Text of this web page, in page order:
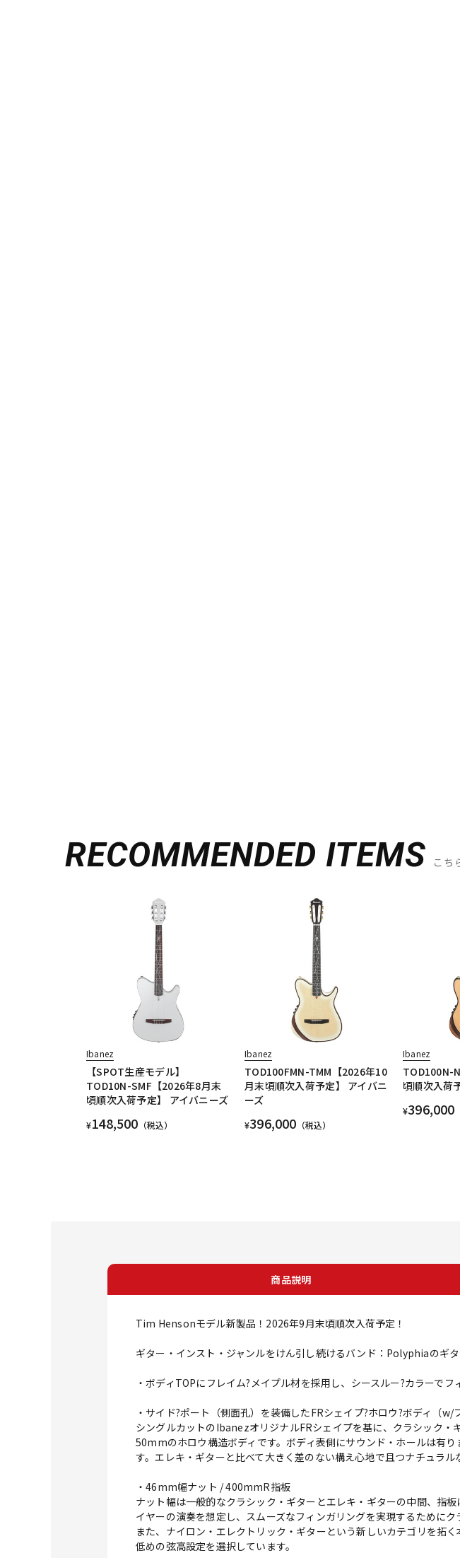
RECOMMENDED ITEMS こち
Ibanez
【SPOT生産モデル】
TOD10N-SMF【2026年8月末
頃順次入荷予定】 アイバニーズ
¥148,500 （税込）
Ibanez
TOD100FMN-TMM【2026年10
月末頃順次入荷予定】 アイバニ
ーズ
¥396,000 （税込）
Ibanez
TOD100N-
頃順次入荷
¥396,000
商品説明
Tim Hensonモデル新製品！2026年9月末頃順次入荷予定！
ギター・インスト・ジャンルをけん引し続けるバンド：Polyphiaのギ
・ボディTOPにフレイム?メイプル材を採用し、シースルー?カラーで
・サイド?ポート（側面孔）を装備したFRシェイプ?ホロウ?ボディ（w/
シングルカットのIbanezオリジナルFRシェイプを基に、クラシック
50mmのホロウ構造ボディです。ボディ表側にサウンド・ホールは有
す。エレキ・ギターと比べて大きく差のない構え心地で且つナチュラル
・46mm幅ナット / 400mmR指板
ナット幅は一般的なクラシック・ギターとエレキ・ギターの中間、指
イヤーの演奏を想定し、スムーズなフィンガリングを実現するために
また、ナイロン・エレクトリック・ギターという新しいカテゴリを拓
低めの弦高設定を選択しています。